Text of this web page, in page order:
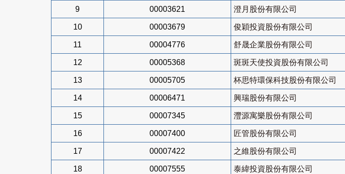
9 00003621 澄月股份有限公司
10 00003679 俊穎投資股份有限公司
11 00004776 舒晟企業股份有限公司
12 00005368 斑斑天使投資股份有限公司
13 00005705 杯思特環保科技股份有限公司
14 00006471 興瑞股份有限公司
15 00007345 灃源寓樂股份有限公司
16 00007400 匠管股份有限公司
17 00007422 之維股份有限公司
18 00007555 泰緯投資股份有限公司